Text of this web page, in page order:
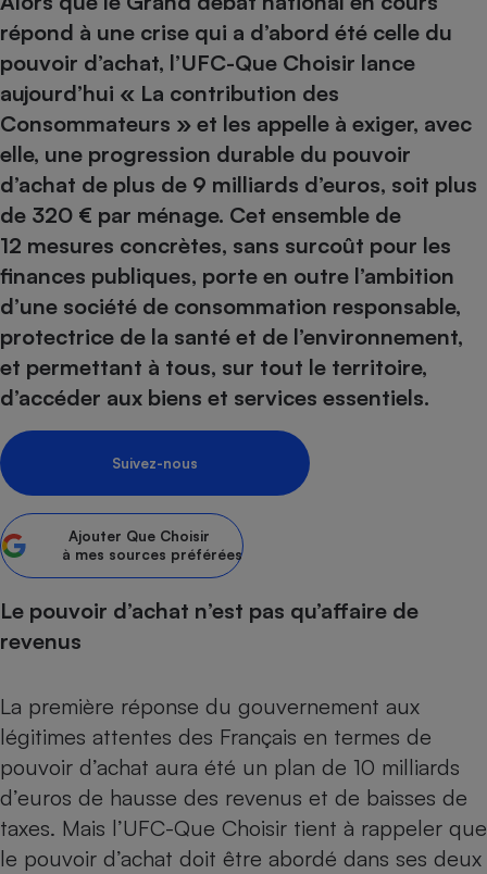
répond à une crise qui a d’abord été celle du
pouvoir d’achat, l’UFC-Que Choisir lance
aujourd’hui « La contribution des
Consommateurs » et les appelle à exiger, avec
elle, une progression durable du pouvoir
d’achat de plus de 9 milliards d’euros, soit plus
de 320 € par ménage. Cet ensemble de
12 mesures concrètes, sans surcoût pour les
finances publiques, porte en outre l’ambition
d’une société de consommation responsable,
protectrice de la santé et de l’environnement,
et permettant à tous, sur tout le territoire,
d’accéder aux biens et services essentiels.
Suivez-nous
Ajouter Que Choisir
à mes sources préférées
Le pouvoir d’achat n’est pas qu’affaire de
revenus
La première réponse du gouvernement aux
légitimes attentes des Français en termes de
pouvoir d’achat aura été un plan de 10 milliards
d’euros de hausse des revenus et de baisses de
taxes. Mais l’UFC-Que Choisir tient à rappeler que
le pouvoir d’achat doit être abordé dans ses deux
Sécurité - Hygiène
Supermarché - Drive
bouteille
Assurance
Banque - Crédit
Epargne - Fiscalité
Mutuelle
Banque
Circulation routière
Contrôle technique -
Pièce détachée
Moto
Comparateur auto
Supermarché - Drive
Comparatif
Comparatif plaque à
Comparatif hotte
Comparatif climatiseur
Comparatif aspirateur
Comparatif aspirateur
Comparatif cafetière
Comparatif robot cuiseur
Comparatif centrale
Gros électroménager
Lave-linge
Électricité - Gaz
Comparatif casque audio
Comparatif barre de son
Comparatif imprimante
Comparatif ordinateur
Comparatif ultrabook
Comparatif tablette
Image et son
Internet
Téléphonie
Téléviseur
Crédit immobilier
Comparatif tondeuse
Comparatif poêle à
Comparatif radiateur
Aménagement
Bricolage - Jardinage
Chauffage
Produit d'entretien
Matelas
Hygiène - Beauté
Maladie - Médecine -
Système de santé -
Antimoustique
Maison de retraite
Retraite
Choisir son fioul
Choisir son pellet
Comparateur assurance emprunteur
Energie Moins Chère Ensemble
Tous les comparateurs
Toutes les cartes interactives
Speedtest - Testez le débit de votre
connexion Internet